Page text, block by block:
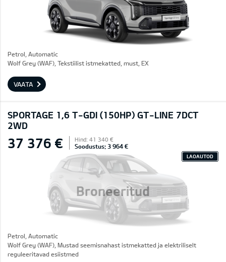
Petrol, Automatic
Wolf Grey (WAF), Tekstiilist istmekatted, must, EX
VAATA
SPORTAGE 1,6 T-GDI (150HP) GT-LINE 7DCT
2WD
Broneeritud
37 376 € Hind: 41 340 €
Soodustus: 3 964 €
LAOAUTOD
Petrol, Automatic
Wolf Grey (WAF), Mustad seemisnahast istmekatted ja elektriliselt
reguleeritavad esiistmed